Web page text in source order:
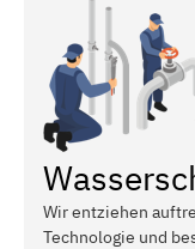
Wir entziehen
Technologie und